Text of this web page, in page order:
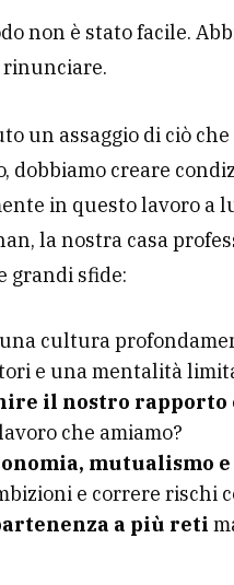
non è stato facile.
rinunciare.
un assaggio di ciò
dobbiamo creare
in questo lavoro a
la nostra casa
grandi sfide:
cultura
e una mentalità
il nostro rapporto
che amiamo?
mutualismo
e correre rischi
a più reti